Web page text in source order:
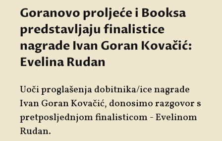
Goranovo proljeće i Booksa
predstavljaju finalistice
nagrade Ivan Goran Kovačić:
Evelina Rudan
Uoči proglašenja dobitnika/ice nagrade
Ivan Goran Kovačić, donosimo razgovor s
pretposljednjom finalisticom - Evelinom
Rudan.